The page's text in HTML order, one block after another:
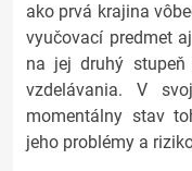
ako prvá krajina
vyučovací predmet
na jej druhý
vzdelávania. V
momentálny stav
jeho problémy a